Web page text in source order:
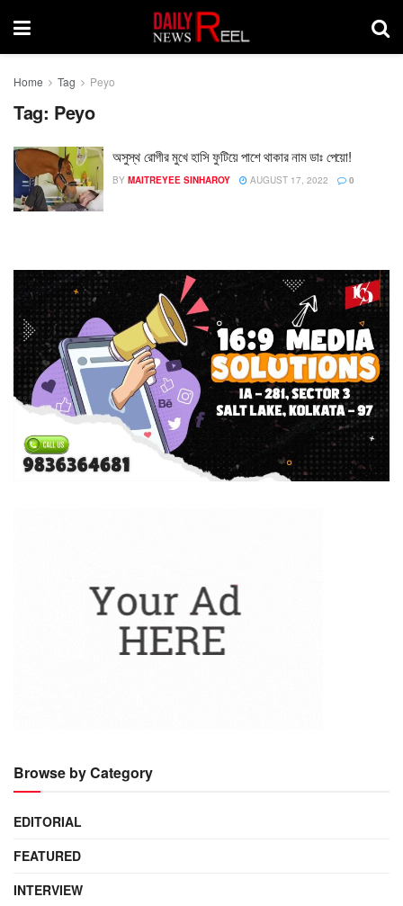
Home Tag Peyo
Tag: Peyo
অসুস্থ রোগীর মুখে হাসি ফুটিয়ে পাশে থাকার নাম ডাঃ পেয়ো!
BY MAITREYEE SINHAROY AUGUST 17, 2022 0
Browse by Category
EDITORIAL
FEATURED
INTERVIEW